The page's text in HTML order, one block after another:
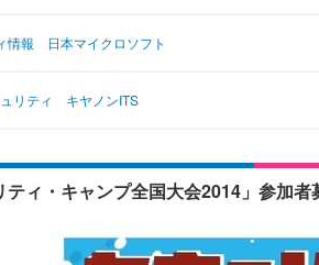
ッピング
ンタメTOP
音楽
イフTOP
ペット
情報 日本マイクロソフト
ュリティ キヤノンITS
ィ・キャンプ全国大会2014」参加者